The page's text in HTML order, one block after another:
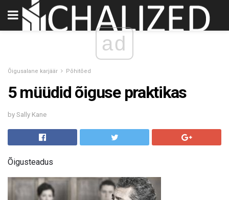
ad
Õigusalane karjäär Põhitõed
5 müüdid õiguse praktikas
by Sally Kane
Õigusteadus